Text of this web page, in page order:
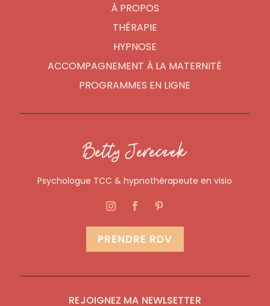
À PROPOS
THÉRAPIE
HYPNOSE
ACCOMPAGNEMENT À LA MATERNITÉ
PROGRAMMES EN LIGNE
Betty Jereczek
Psychologue TCC & hypnothérapeute en visio
PRENDRE RDV
REJOIGNEZ MA NEWLSETTER